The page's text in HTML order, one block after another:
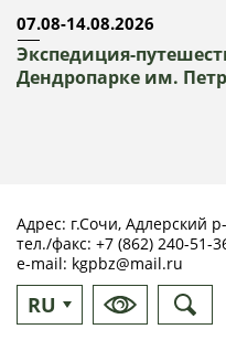
07.08-14.08.2026
Экспедиция-
Дендропарке им.
Адрес: г.Сочи, Адлерский
тел./факс: +7 (862) 240-51-
e-mail: kgpbz@mail.ru
RU
EN